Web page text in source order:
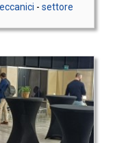
- settore